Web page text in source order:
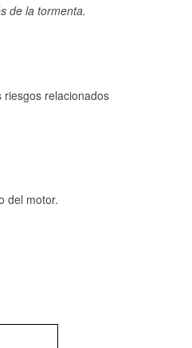
de la tormenta.
relacionados
del motor.